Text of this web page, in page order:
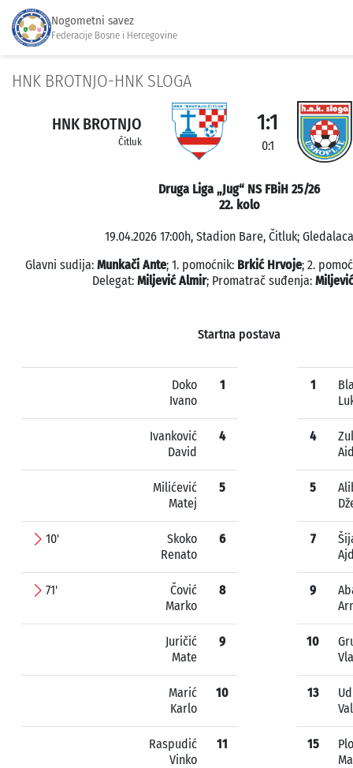
Nogometni savez
Federacije Bosne i Hercegovine
HNK BROTNJO-HNK SLOGA
HNK BROTNJO
Čitluk
1:1
0:1
Druga Liga „Jug“ NS FBiH 25/26
22. kolo
19.04.2026 17:00h, Stadion Bare, Čitluk;
Glavni sudija: Munkači Ante; 1. pomoćnik: Brkić Hrvoje; 2.
Delegat: Miljević Almir; Promatrač suđenja:
Startna postava
Doko
Ivano
1
Ivanković
David
4
Milićević
Matej
5
10'
Skoko
Renato
6
71'
Čović
Marko
8
Juričić
Mate
9
Marić
Karlo
10
Raspudić
Vinko
11
1
4
5
7
9
10
13
15